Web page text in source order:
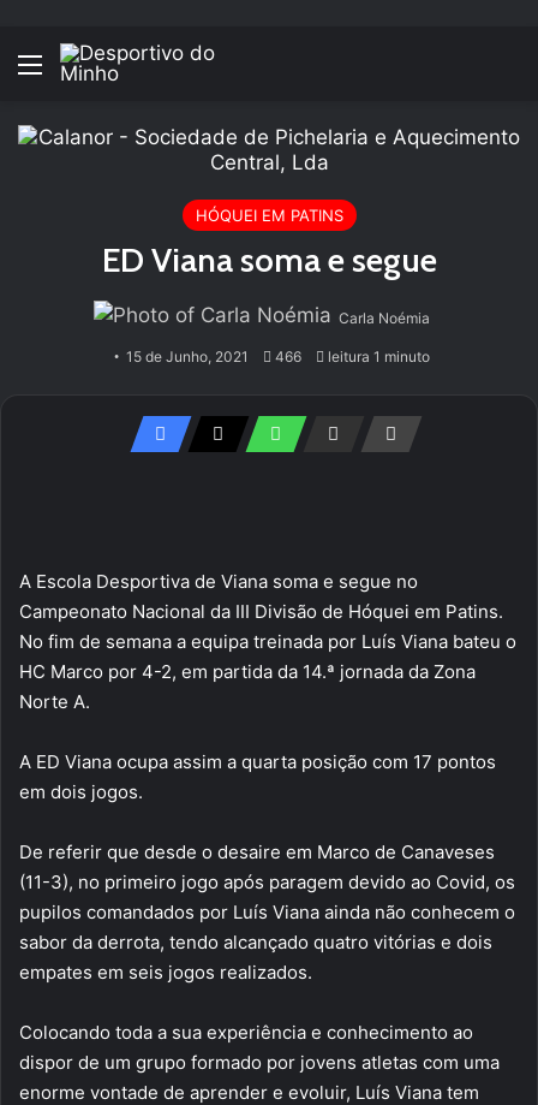
Menu
HÓQUEI EM PATINS
ED Viana soma e segue
Carla Noémia
15 de Junho, 2021 466 leitura 1 minuto
A Escola Desportiva de Viana soma e segue no
Campeonato Nacional da III Divisão de Hóquei em Patins.
No fim de semana a equipa treinada por Luís Viana bateu o
HC Marco por 4-2, em partida da 14.ª jornada da Zona
Norte A.
A ED Viana ocupa assim a quarta posição com 17 pontos
em dois jogos.
De referir que desde o desaire em Marco de Canaveses
(11-3), no primeiro jogo após paragem devido ao Covid, os
pupilos comandados por Luís Viana ainda não conhecem o
sabor da derrota, tendo alcançado quatro vitórias e dois
empates em seis jogos realizados.
Colocando toda a sua experiência e conhecimento ao
dispor de um grupo formado por jovens atletas com uma
enorme vontade de aprender e evoluir, Luís Viana tem